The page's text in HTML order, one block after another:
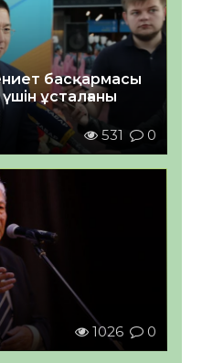
басқармасы
ұсталғаны
531 0
1026 0